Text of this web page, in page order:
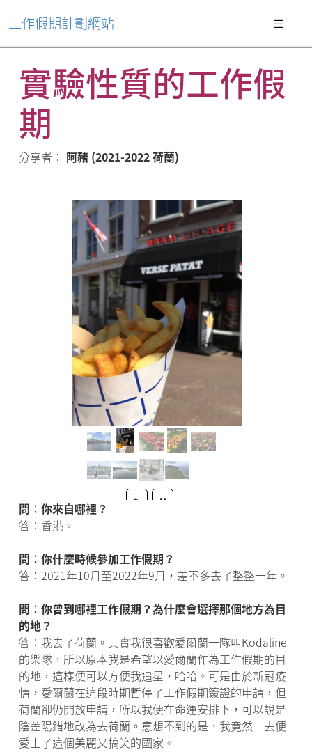
工作假期計劃網站
實驗性質的工作假
期
分享者： 阿豬 (2021-2022 荷蘭)
問︰你來自哪裡？
答︰香港。
問︰你什麼時候參加工作假期？
答：2021年10月至2022年9月，差不多去了整整一年。
問︰你曾到哪裡工作假期？為什麼會選擇那個地方為目
的地？
答︰我去了荷蘭。其實我很喜歡愛爾蘭一隊叫Kodaline
的樂隊，所以原本我是希望以愛爾蘭作為工作假期的目
的地，這樣便可以方便我追星，哈哈。可是由於新冠疫
情，愛爾蘭在這段時期暫停了工作假期簽證的申請，但
荷蘭卻仍開放申請，所以我便在命運安排下，可以說是
陰差陽錯地改為去荷蘭。意想不到的是，我竟然一去便
愛上了這個美麗又搞笑的國家。